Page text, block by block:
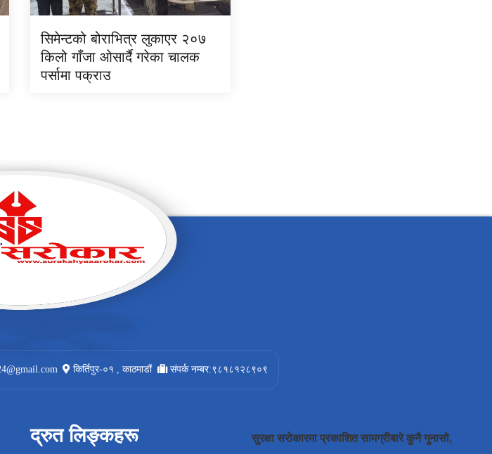
सिमेन्टको बोराभित्र लुकाएर २०७
किलो गाँजा ओसार्दै गरेका चालक
पर्सामा पक्राउ
किर्तिपुर-०१ , काठमाडौं संपर्क नम्बर:९८१८१२८९०९
द्रुत लिङ्कहरू सुरक्षा सरोकारमा प्रकाशित सामग्रीबारे कुनै गुनासो,